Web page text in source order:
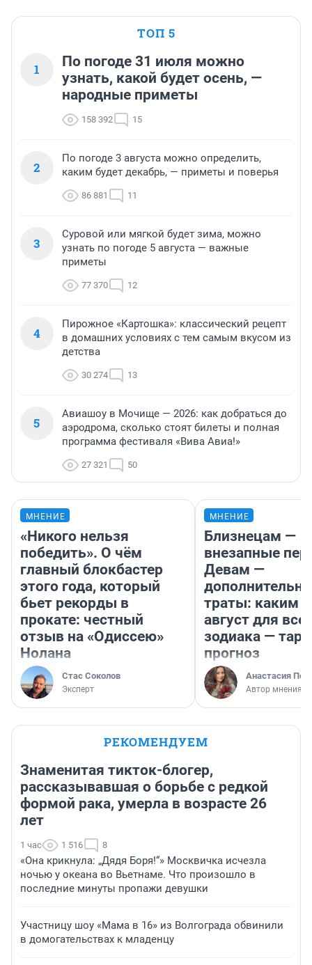
ТОП 5
1
По погоде 31 июля можно
узнать, какой будет осень, —
народные приметы
158 392 15
2
По погоде 3 августа можно определить,
каким будет декабрь, — приметы и поверья
86 881 11
3
Суровой или мягкой будет зима, можно
узнать по погоде 5 августа — важные
приметы
77 370 12
4
Пирожное «Картошка»: классический рецепт
в домашних условиях с тем самым вкусом из
детства
30 274 13
5
Авиашоу в Мочище — 2026: как добраться до
аэродрома, сколько стоят билеты и полная
программа фестиваля «Вива Авиа!»
27 321 50
МНЕНИЕ
«Никого нельзя
победить». О чём
главный блокбастер
этого года, который
бьет рекорды в
прокате: честный
отзыв на «Одиссею»
Нолана
Стас Соколов
Эксперт
МНЕНИЕ
Близнецам —
внезапные
Девам —
траты: каким
август для
зодиака —
прогноз
Анастасия
Автор мнения
РЕКОМЕНДУЕМ
Знаменитая тикток-блогер,
рассказывавшая о борьбе с редкой
формой рака, умерла в возрасте 26
лет
1 час 1 516 8
«Она крикнула: „Дядя Боря!“» Москвичка исчезла
ночью у океана во Вьетнаме. Что произошло в
последние минуты пропажи девушки
Участницу шоу «Мама в 16» из Волгограда обвинили
в домогательствах к младенцу